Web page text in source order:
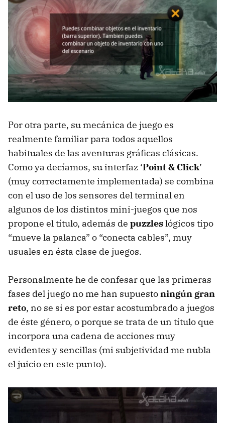
Por otra parte, su mecánica de juego es
realmente familiar para todos aquellos
habituales de las aventuras gráficas clásicas.
Como ya decíamos, su interfaz ‘Point & Click’
(muy correctamente implementada) se combina
con el uso de los sensores del terminal en
algunos de los distintos mini-juegos que nos
propone el título, además de puzzleslógicos tipo
“mueve la palanca” o “conecta cables”, muy
usuales en ésta clase de juegos.
Personalmente he de confesar que las primeras
fases del juego no me han supuestoningún gran
reto, no se si es por estar acostumbrado a juegos
de éste género, o porque se trata de un título que
incorpora una cadena de acciones muy
evidentes y sencillas (mi subjetividad me nubla
el juicio en este punto).